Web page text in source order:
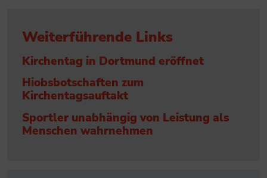
Weiterführende Links
Kirchentag in Dortmund eröffnet
Hiobsbotschaften zum
Kirchentagsauftakt
Sportler unabhängig von Leistung als
Menschen wahrnehmen